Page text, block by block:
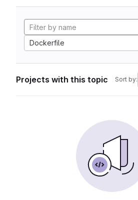
Dockerfile
Projects with this topic Sort by: